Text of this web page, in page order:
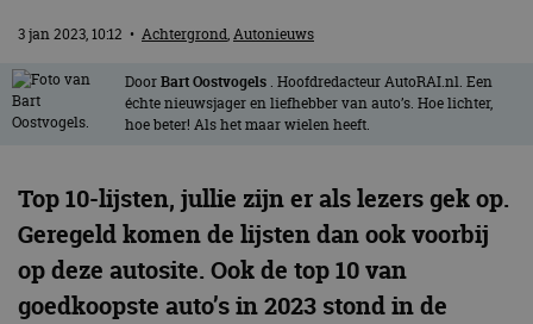
3 jan 2023, 10:12 • Achtergrond,Autonieuws
DoorBart Oostvogels . Hoofdredacteur AutoRAI.nl. Een
échte nieuwsjager en liefhebber van auto’s. Hoe lichter,
hoe beter! Als het maar wielen heeft.
Top 10-lijsten, jullie zijn er als lezers gek op.
Geregeld komen de lijsten dan ook voorbij
op deze autosite. Ook de top 10 van
goedkoopste auto’s in 2023 stond in de